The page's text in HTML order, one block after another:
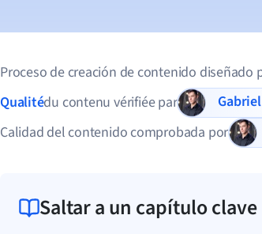
Proceso de creación de contenido diseñado
Qualitédu contenu vérifiée par
Calidad del contenido comprobada por
Saltar a un capítulo clave